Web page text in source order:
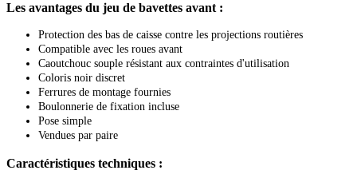
Les avantages du jeu de bavettes avant :
Protection des bas de caisse contre les projections routières
Compatible avec les roues avant
Caoutchouc souple résistant aux contraintes d'utilisation
Coloris noir discret
Ferrures de montage fournies
Boulonnerie de fixation incluse
Pose simple
Vendues par paire
Caractéristiques techniques :